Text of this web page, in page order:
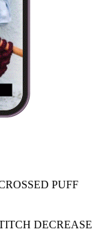
PUFF
DECREASE